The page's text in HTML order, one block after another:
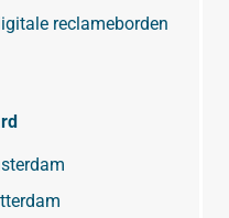
reclameborden